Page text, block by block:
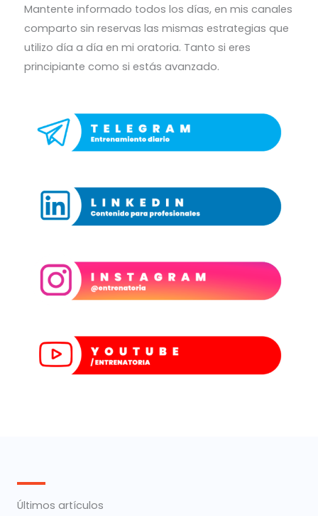
Mantente informado todos los días, en mis canales
comparto sin reservas las mismas estrategias que
utilizo día a día en mi oratoria. Tanto si eres
principiante como si estás avanzado.
Últimos artículos